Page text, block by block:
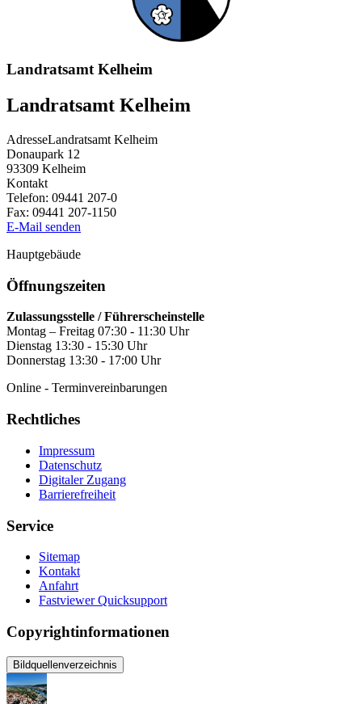
Landratsamt Kelheim
Landratsamt Kelheim
AdresseLandratsamt Kelheim
Donaupark 12
93309 Kelheim
Kontakt
Telefon: 09441 207-0
Fax: 09441 207-1150
E-Mail senden
Hauptgebäude
Öffnungszeiten
Zulassungsstelle / Führerscheinstelle
Montag – Freitag 07:30 - 11:30 Uhr
Dienstag 13:30 - 15:30 Uhr
Donnerstag 13:30 - 17:00 Uhr
Online - Terminvereinbarungen
Rechtliches
Impressum
Datenschutz
Digitaler Zugang
Barrierefreiheit
Service
Sitemap
Kontakt
Anfahrt
Fastviewer Quicksupport
Copyrightinformationen
Bildquellenverzeichnis